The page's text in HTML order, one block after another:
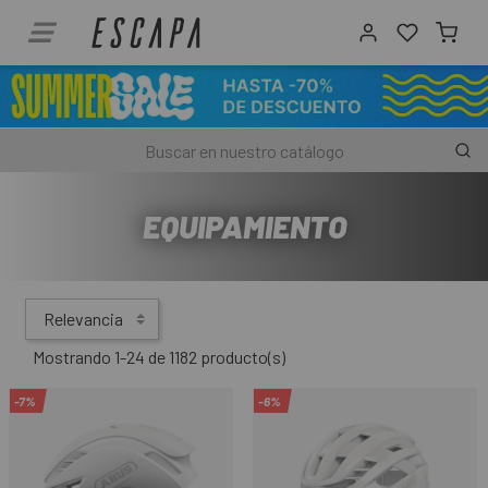
EQUIPAMIENTO
Relevancia
Mostrando 1-24 de 1182 producto(s)
-7% -6%